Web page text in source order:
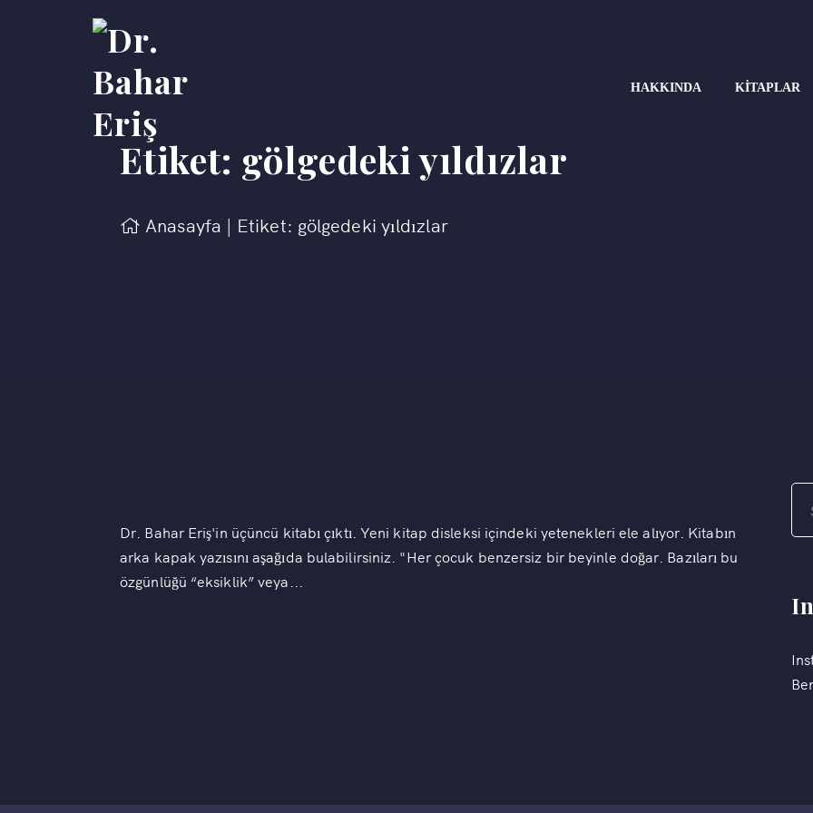
HAKKINDA KITAPLAR
Etiket: gölgedeki yıldızlar
Anasayfa | Etiket: gölgedeki yıldızlar
Dr. Bahar Eriş'in üçüncü kitabı çıktı. Yeni kitap disleksi içindeki yetenekleri ele alıyor. Kitabın
arka kapak yazısını aşağıda bulabilirsiniz. "Her çocuk benzersiz bir beyinle doğar. Bazıları bu
özgünlüğü “eksiklik” veya...